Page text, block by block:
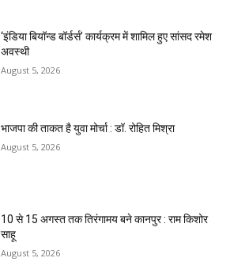
‘इंडिया बियॉन्ड बॉर्डर्स’ कार्यक्रम में शामिल हुए सांसद रमेश
अवस्थी
August 5, 2026
भाजपा की ताकत है युवा मोर्चा : डॉ. रोहित मिश्रा
August 5, 2026
10 से 15 अगस्त तक तिरंगामय बने कानपुर : राम किशोर
साहू
August 5, 2026